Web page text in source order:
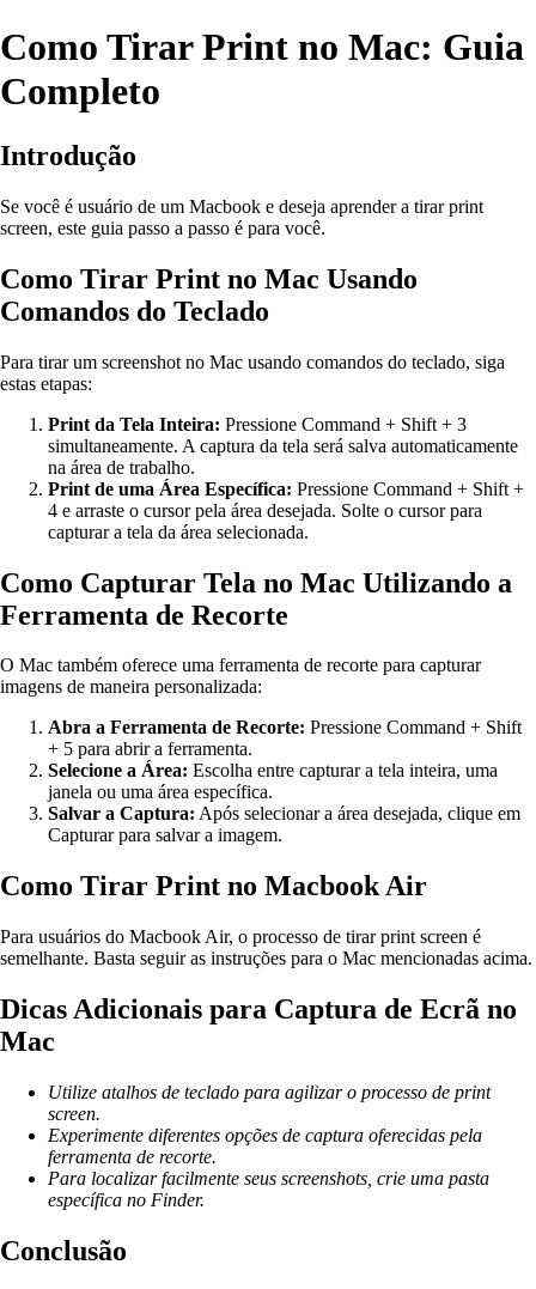
Como Tirar Print no Mac: Guia
Completo
Introdução
Se você é usuário de um Macbook e deseja aprender a tirar print
screen, este guia passo a passo é para você.
Como Tirar Print no Mac Usando
Comandos do Teclado
Para tirar um screenshot no Mac usando comandos do teclado, siga
estas etapas:
Print da Tela Inteira: Pressione Command + Shift + 3
simultaneamente. A captura da tela será salva automaticamente
na área de trabalho.
Print de uma Área Específica: Pressione Command + Shift +
4 e arraste o cursor pela área desejada. Solte o cursor para
capturar a tela da área selecionada.
Como Capturar Tela no Mac Utilizando a
Ferramenta de Recorte
O Mac também oferece uma ferramenta de recorte para capturar
imagens de maneira personalizada:
Abra a Ferramenta de Recorte: Pressione Command + Shift
+ 5 para abrir a ferramenta.
Selecione a Área: Escolha entre capturar a tela inteira, uma
janela ou uma área específica.
Salvar a Captura: Após selecionar a área desejada, clique em
Capturar para salvar a imagem.
Como Tirar Print no Macbook Air
Para usuários do Macbook Air, o processo de tirar print screen é
semelhante. Basta seguir as instruções para o Mac mencionadas acima.
Dicas Adicionais para Captura de Ecrã no
Mac
Utilize atalhos de teclado para agilizar o processo de print
screen.
Experimente diferentes opções de captura oferecidas pela
ferramenta de recorte.
Para localizar facilmente seus screenshots, crie uma pasta
específica no Finder.
Conclusão